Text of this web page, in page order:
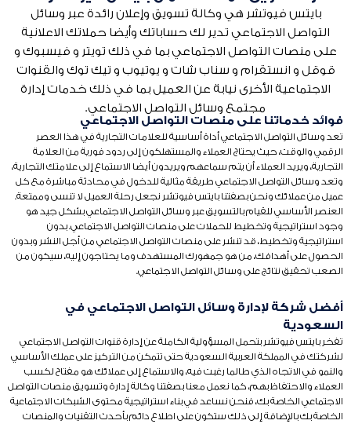
بايتس فيوتشر هي وكالة تسويق وإعلان رائدة عبر وسائل
التواصل الاجتماعي تدير لك حساباتك وأيضا حملاتك الاعلانية
على منصات التواصل الاجتماعي بما في ذلك تويتر و فيسبوك و
قوقل و انستقرام و سناب شات و يوتيوب و تيك توك والقنوات
الاجتماعية الأخرى نيابة عن العميل بما في ذلك خدمات إدارة
مجتمع وسائل التواصل الاجتماعي.
فوائد خدماتنا على منصات التواصل الاجتماعي
تعد وسائل التواصل الاجتماعي أداة أساسية للعلامات التجارية في هذا العصر
الرقمي والوقت، حيث يحتاج العملاء والمستهلكون إلى ردود فورية من العلامة
التجارية، ويريد العملاء أن يتم سماعهم ويريدون أيضا الاستماع إلى علامتك التجارية،
وتعد وسائل التواصل الاجتماعي طريقة مثالية للدخول في محادثة مباشرة مع كل
عميل من عملائك ونحن بصفتنا بايتس فيوتشر نجعل رحلة العميل لا تنسى وممتعة.
العنصر الأساسي للقيام بالتسويق عبر وسائل التواصل الاجتماعي بشكل جيد هو
وجود استراتيجية وتخطيط للحملات على منصات التواصل الاجتماعي. بدون
استراتيجية وتخطيط، قد تنشر على منصات التواصل الاجتماعي من أجل النشر وبدون
الحصول على أهدافك، من هو جمهورك المستهدف وما يحتاجون إليه، سيكون من
الصعب تحقيق نتائج على وسائل التواصل الاجتماعي.
أفضل شركة لإدارة وسائل التواصل الاجتماعي في
السعودية
تفخر بايتس فيوتشر بتحمل المسؤولية الكاملة عن إدارة قنوات التواصل الاجتماعي
لشركتك في المملكة العربية السعودية حتى تتمكن من التركيز على عملك الأساسي
والنمو في الاتجاه الذي طالما رغبت فيه، والاستماع إلى عملائك هو مفتاح لكسب
العملاء والاحتفاظ بهم، كما نعمل معنا بصفتنا وكالة إدارة وتسويق منصات التواصل
الاجتماعي الخاصة بك، فنحن نساعد في بناء استراتيجية محتوى الشبكات الاجتماعية
الخاصة بك بالإضافة إلى ذلك ستكون على اطلاع دائم بأحدث التقنيات والمنصات